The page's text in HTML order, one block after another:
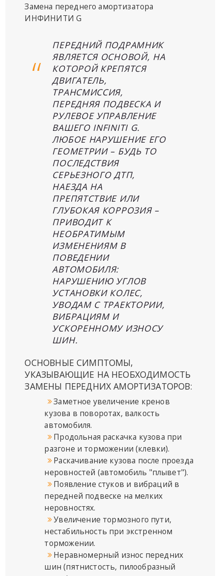
Замена переднего амортизатора
ИНФИНИТИ G
ПЕРЕДНИЙ ПОДРАМНИК
ЯВЛЯЕТСЯ ОСНОВОЙ, НА
КОТОРОЙ КРЕПЯТСЯ
ДВИГАТЕЛЬ,
ТРАНСМИССИЯ,
ПЕРЕДНЯЯ ПОДВЕСКА И
РУЛЕВОЕ УПРАВЛЕНИЕ
ВАШЕГО INFINITI G.
ЛЮБОЕ НАРУШЕНИЕ ЕГО
ГЕОМЕТРИИ – БУДЬ ТО
ПОСЛЕДСТВИЯ
СЕРЬЕЗНОГО ДТП,
НАЕЗДА НА
ПРЕПЯТСТВИЕ ИЛИ
ГЛУБОКАЯ КОРРОЗИЯ –
ПРИВОДИТ К
НЕОБРАТИМЫМ
ИЗМЕНЕНИЯМ В
ПОВЕДЕНИИ
АВТОМОБИЛЯ:
НАРУШЕНИЮ УГЛОВ
УСТАНОВКИ КОЛЕС,
УВОДАМ С ТРАЕКТОРИИ,
ВИБРАЦИЯМ И
УСКОРЕННОМУ ИЗНОСУ
ШИН.
ОСНОВНЫЕ СИМПТОМЫ,
УКАЗЫВАЮЩИЕ НА НЕОБХОДИМОСТЬ
ЗАМЕНЫ ПЕРЕДНИХ АМОРТИЗАТОРОВ:
Заметное увеличение кренов
кузова в поворотах, валкость
автомобиля.
Продольная раскачка кузова при
разгоне и торможении (клевки).
Раскачивание кузова после проезда
неровностей (автомобиль "плывет").
Появление стуков и вибраций в
передней подвеске на мелких
неровностях.
Увеличение тормозного пути,
нестабильность при экстренном
торможении.
Неравномерный износ передних
шин (пятнистость, пилообразный